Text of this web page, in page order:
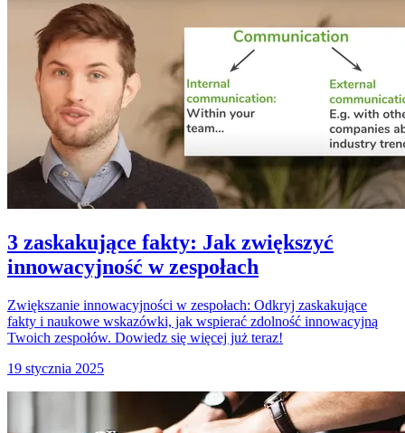
3 zaskakujące fakty: Jak zwiększyć
innowacyjność w zespołach
Zwiększanie innowacyjności w zespołach: Odkryj zaskakujące
fakty i naukowe wskazówki, jak wspierać zdolność innowacyjną
Twoich zespołów. Dowiedz się więcej już teraz!
19 stycznia 2025